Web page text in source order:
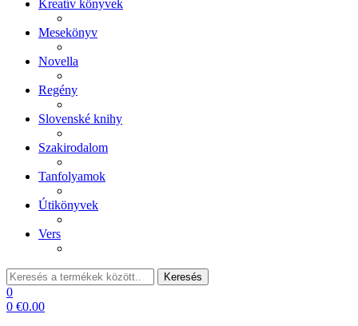
Kreatív könyvek
Mesekönyv
Novella
Regény
Slovenské knihy
Szakirodalom
Tanfolyamok
Útikönyvek
Vers
Keresés: Keresés
0
0 €0.00